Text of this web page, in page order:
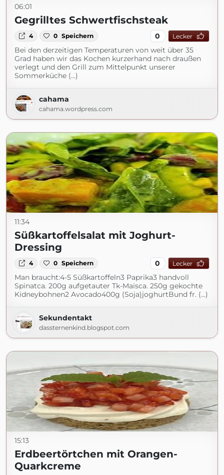
06:01
Gegrilltes Schwertfischsteak
4 0 Speichern 0 Lecker
Bei den derzeitigen Temperaturen von weit über 35
Grad haben wir das Kochen kurzerhand nach draußen
verlegt und den Grill zum Mittelpunkt unserer
Sommerküche (...)
cahama
cahama.wordpress.com
11:34
Süßkartoffelsalat mit Joghurt-
Dressing
4 0 Speichern 0 Lecker
Man braucht:4-5 Süßkartoffeln3 Paprika3 handvoll
Spinatca. 200g aufgetauter Tk-Maisca. 250g gekochte
Kidneybohnen2 Avocado400g (Soja)joghurtBund fr. (...)
Sekundentakt
dassternenkind.blogspot.com
15:13
Erdbeertörtchen mit Orangen-
Quarkcreme